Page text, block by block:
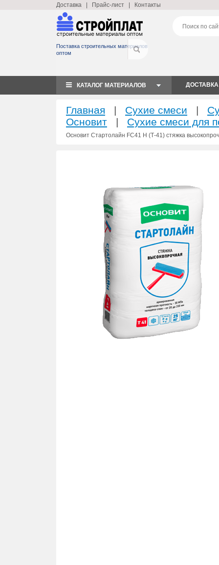
Доставка Прайс-лист Контакты
Поставка строительных материалов
оптом
КАТАЛОГ МАТЕРИАЛОВ ДОСТАВКА
Главная | Сухие смеси |
Основит | Сухие смеси для
Основит Стартолайн FC41 H (Т-41) стяжка